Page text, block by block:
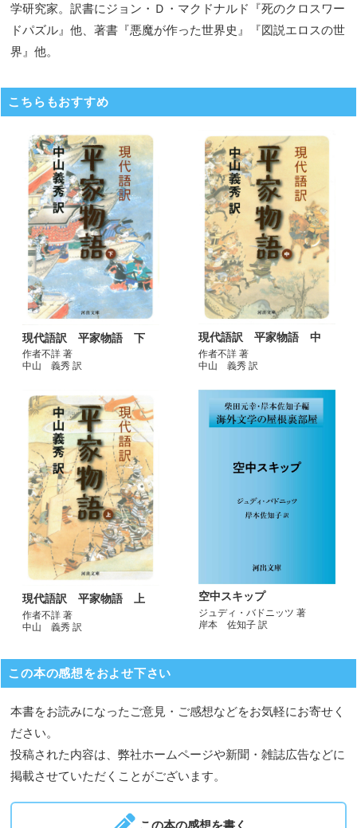
学研究家。訳書にジョン・Ｄ・マクドナルド『死のクロスワー
ドパズル』他、著書『悪魔が作った世界史』『図説エロスの世
界』他。
こちらもおすすめ
現代語訳 平家物語 下
作者不詳 著
中山 義秀 訳
現代語訳 平家物語 中
作者不詳 著
中山 義秀 訳
現代語訳 平家物語 上
作者不詳 著
中山 義秀 訳
空中スキップ
ジュディ・バドニッツ 著
岸本 佐知子 訳
この本の感想をおよせ下さい
本書をお読みになったご意見・ご感想などをお気軽にお寄せく
ださい。
投稿された内容は、弊社ホームページや新聞・雑誌広告などに
掲載させていただくことがございます。